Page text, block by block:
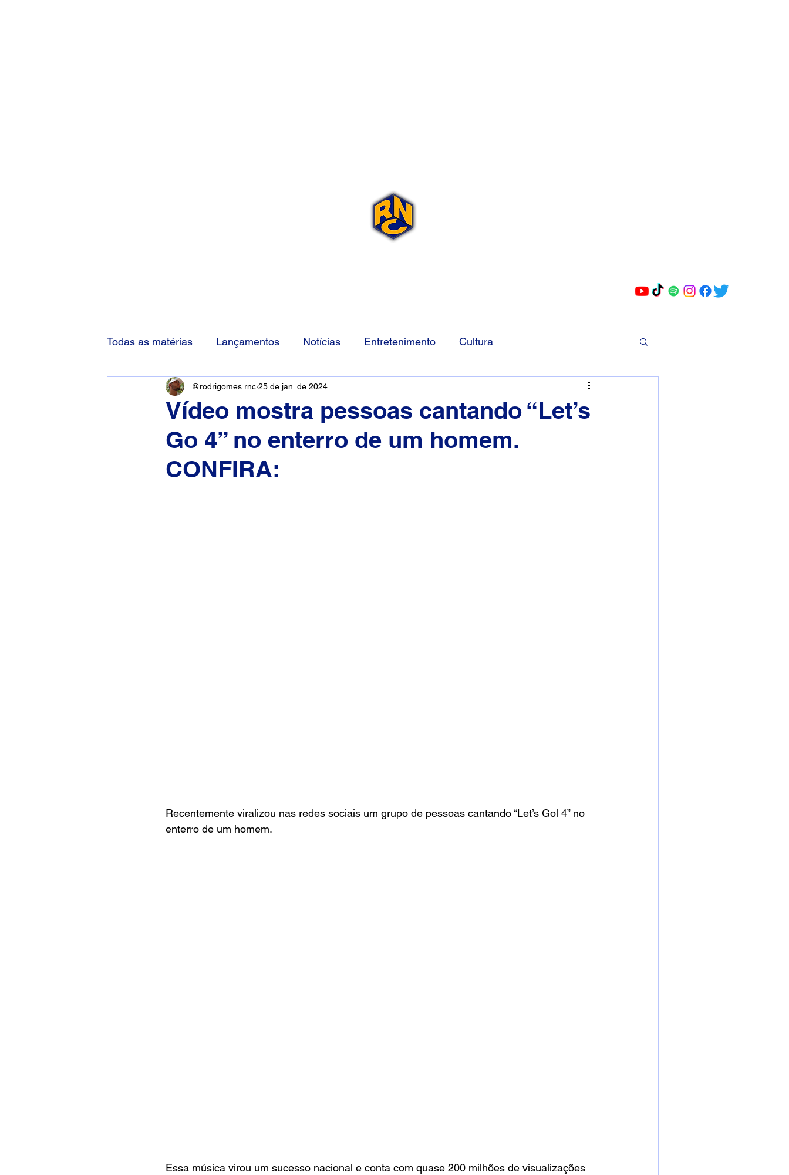
Todas as matérias Lançamentos Notícias Entretenimento Cultura
Vídeo mostra pessoas cantando “Let’s
Go 4” no enterro de um homem.
CONFIRA:
@rodrigomes.rnc 25 de jan. de 2024
Recentemente viralizou nas redes sociais um grupo de pessoas cantando “Let’s Gol 4” no
enterro de um homem.
Essa música virou um sucesso nacional e conta com quase 200 milhões de visualizações